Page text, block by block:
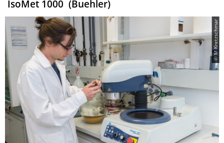
IsoMet 1000 (Buehler)
© M.Kretzschmar